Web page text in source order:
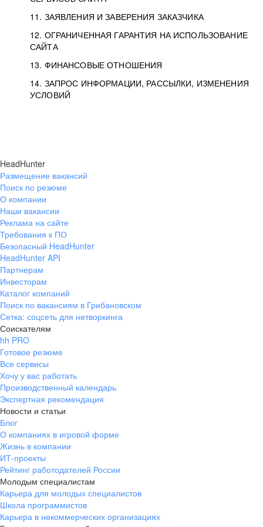
11. ЗАЯВЛЕНИЯ И ЗАВЕРЕНИЯ ЗАКАЗЧИКА
12. ОГРАНИЧЕННАЯ ГАРАНТИЯ НА ИСПОЛЬЗОВАНИЕ
САЙТА
13. ФИНАНСОВЫЕ ОТНОШЕНИЯ
14. ЗАПРОС ИНФОРМАЦИИ, РАССЫЛКИ, ИЗМЕНЕНИЯ
УСЛОВИЙ
HeadHunter
Размещение вакансий
Поиск по резюме
О компании
Наши вакансии
Реклама на сайте
Требования к ПО
Безопасный HeadHunter
HeadHunter API
Партнерам
Инвесторам
Каталог компаний
Поиск по вакансиям в Грибановском
Сетка: соцсеть для нетворкинга
Соискателям
hh PRO
Готовое резюме
Все сервисы
Хочу у вас работать
Производственный календарь
Экспертная рекомендация
Новости и статьи
Блог
О компаниях в игровой форме
Жизнь в компании
ИТ-проекты
Рейтинг работодателей России
Молодым специалистам
Карьера для молодых специалистов
Школа программистов
Карьера в некоммерческих организациях